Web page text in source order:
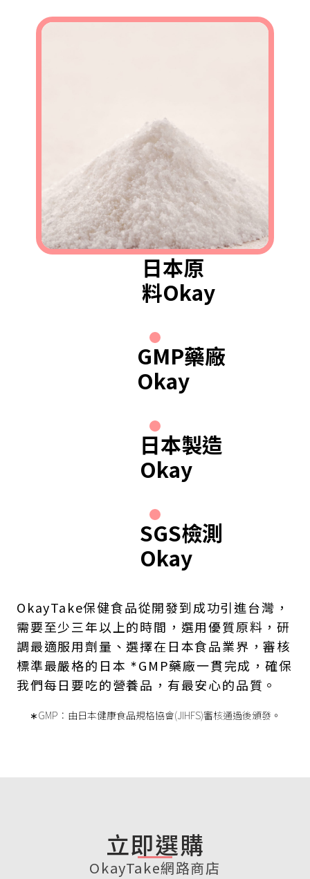
日本原
料Okay
GMP藥廠
Okay
日本製造
Okay
SGS檢測
Okay
OkayTake保健食品從開發到成功引進台灣，
需要至少三年以上的時間，選用優質原料，研
調最適服用劑量、選擇在日本食品業界，審核
標準最嚴格的日本 ∗ GMP藥廠一貫完成，確保
我們每日要吃的營養品，有最安心的品質。
∗GMP：由日本健康食品規格協會(JIHFS)審核通過後頒發。
立即選購
OkayTake網路商店